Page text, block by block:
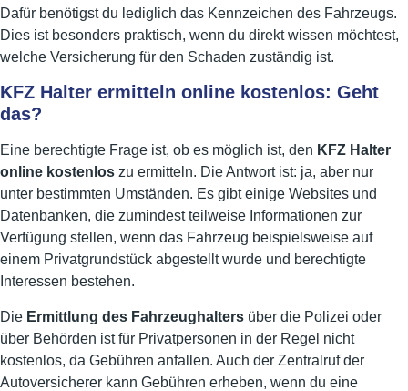
Dafür benötigst du lediglich das Kennzeichen des Fahrzeugs.
Dies ist besonders praktisch, wenn du direkt wissen möchtest,
welche Versicherung für den Schaden zuständig ist.
KFZ Halter ermitteln online kostenlos: Geht
das?
Eine berechtigte Frage ist, ob es möglich ist, den KFZ Halter
online kostenlos zu ermitteln. Die Antwort ist: ja, aber nur
unter bestimmten Umständen. Es gibt einige Websites und
Datenbanken, die zumindest teilweise Informationen zur
Verfügung stellen, wenn das Fahrzeug beispielsweise auf
einem Privatgrundstück abgestellt wurde und berechtigte
Interessen bestehen.
Die Ermittlung des Fahrzeughalters über die Polizei oder
über Behörden ist für Privatpersonen in der Regel nicht
kostenlos, da Gebühren anfallen. Auch der Zentralruf der
Autoversicherer kann Gebühren erheben, wenn du eine